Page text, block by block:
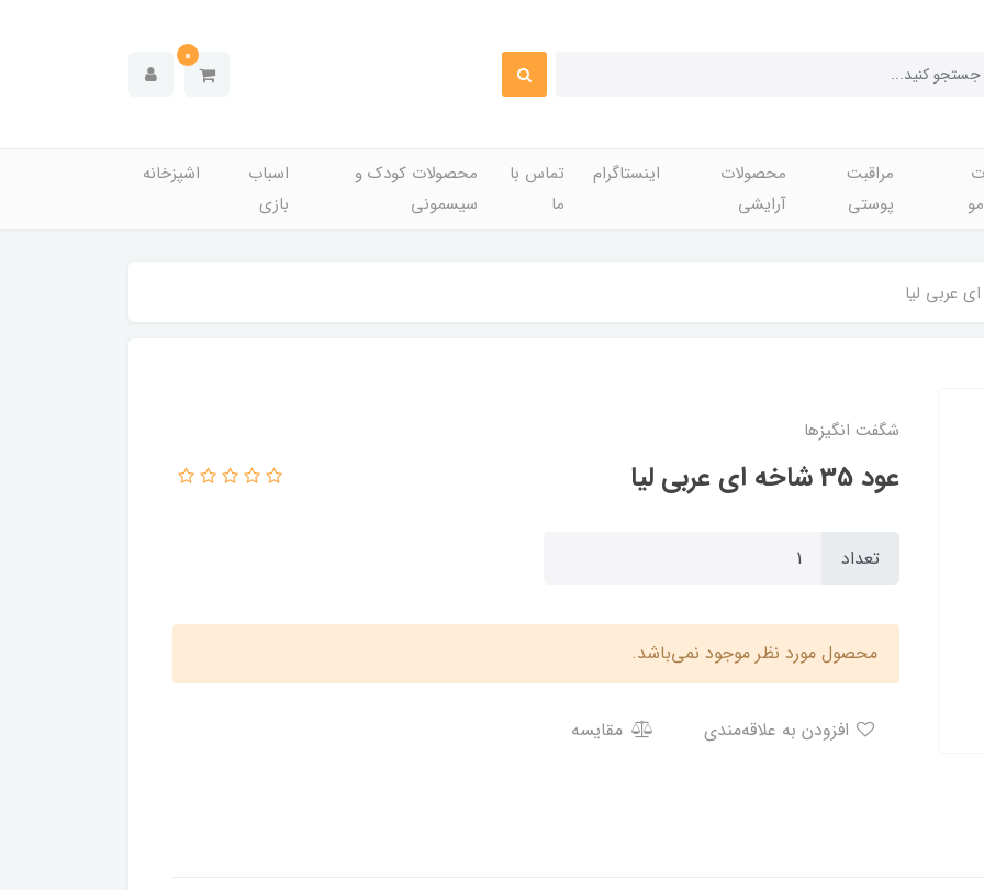
0
مراقبت
پوستی
محصولات
آرایشی
اینستاگرام
تماس با
ما
محصولات کودک و
سیسمونی
اسباب
بازی
اشپزخانه
شگفت انگيزها
عود 35 شاخه ای عربی لیا
تعداد
محصول مورد نظر موجود نمی‌باشد.
مقایسه